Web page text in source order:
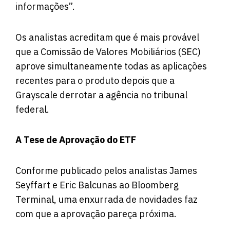
informações”.
Os analistas acreditam que é mais provável
que a Comissão de Valores Mobiliários (SEC)
aprove simultaneamente todas as aplicações
recentes para o produto depois que a
Grayscale derrotar a agência no tribunal
federal.
A Tese de Aprovação do ETF
Conforme publicado pelos analistas James
Seyffart e Eric Balcunas ao Bloomberg
Terminal, uma enxurrada de novidades faz
com que a aprovação pareça próxima.